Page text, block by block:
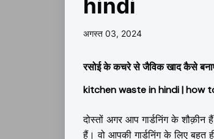
hindi
अगस्त 03, 2024
रसोई के कचरे से जैविक खाद कैसे
kitchen waste in hindi | how
दोस्तों अगर आप गार्डनिंग के
हैं। वो आपकी गार्डनिंग के लिए